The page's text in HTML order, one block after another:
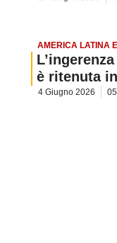
AMERICA LATINA
è ritenuta
4 Giugno 2026